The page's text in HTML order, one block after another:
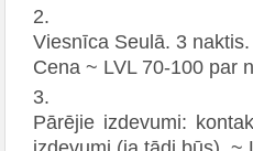
Viesnīca Seulā. 3 naktis.
Cena ~ LVL 70-100 par
Pārējie izdevumi: